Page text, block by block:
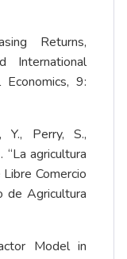
Returns,
International
Economics, 9:
Y., Perry, S.,
“La agricultura
Comercio
de Agricultura
Model in